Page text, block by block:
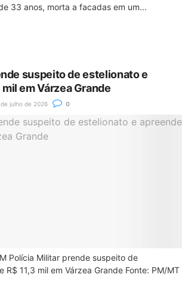
33 anos, morta a facadas em um...
suspeito de estelionato e
em Várzea Grande
julho de 2026 0
Polícia Militar prende suspeito de
R$ 11,3 mil em Várzea Grande Fonte: PM/MT